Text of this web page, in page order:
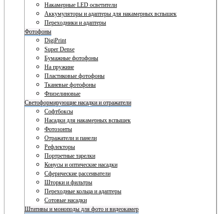
Накамерные LED осветители
Аккумуляторы и адаптеры для накамерных вспышек
Переходники и адаптеры
Фотофоны
DigiPrint
Super Dense
Бумажные фотофоны
На пружине
Пластиковые фотофоны
Тканевые фотофоны
Флизелиновые
Светоформирующие насадки и отражатели
Софтбоксы
Насадки для накамерных вспышек
Фотозонты
Отражатели и панели
Рефлекторы
Портретные тарелки
Конусы и оптические насадки
Сферические рассеиватели
Шторки и фильтры
Переходные кольца и адаптеры
Сотовые насадки
Штативы и моноподы для фото и видеокамер